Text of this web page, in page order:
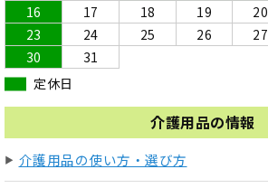
16
17 18 19 20
23
24 25 26 27
30
31
定休日
介護用品の情報
介護用品の使い方・選び方